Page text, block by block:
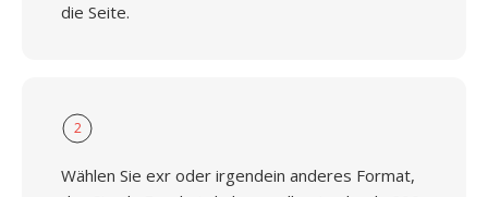
die Seite.
2
Wählen Sie exr oder irgendein anderes Format,